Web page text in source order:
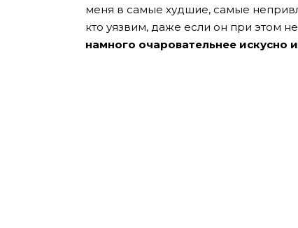
меня в самые худшие, самые
кто уязвим, даже если он при этом
намного очаровательнее искусно